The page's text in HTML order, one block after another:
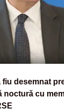
fiu desemnat
noctură cu